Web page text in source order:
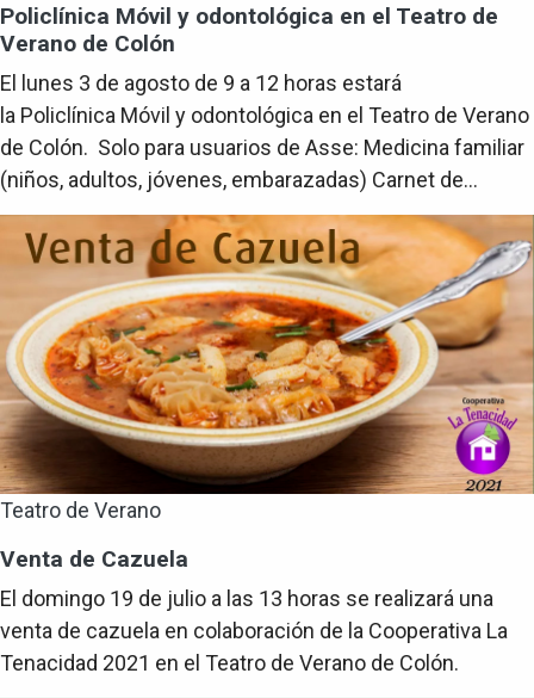
Policlínica Móvil y odontológica en el Teatro de
Verano de Colón
El lunes 3 de agosto de 9 a 12 horas estará
la Policlínica Móvil y odontológica en el Teatro de Verano
de Colón. Solo para usuarios de Asse: Medicina familiar
(niños, adultos, jóvenes, embarazadas) Carnet de...
Teatro de Verano
Venta de Cazuela
El domingo 19 de julio a las 13 horas se realizará una
venta de cazuela en colaboración de la Cooperativa La
Tenacidad 2021 en el Teatro de Verano de Colón.